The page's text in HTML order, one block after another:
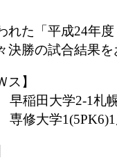
れた「平成24年
決勝の試合結果
ス】
早稲田大学2-1札
修大学